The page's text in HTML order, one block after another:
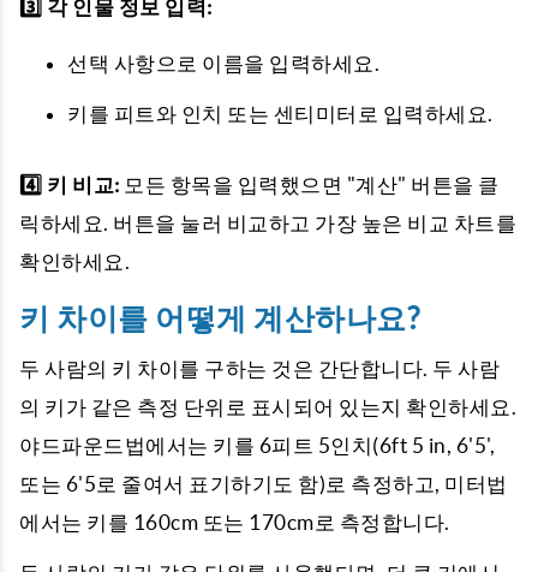
3️⃣ 각 인물 정보 입력:
선택 사항으로 이름을 입력하세요.
키를 피트와 인치 또는 센티미터로 입력하세요.
4️⃣ 키 비교: 모든 항목을 입력했으면 "계산" 버튼을 클
릭하세요. 버튼을 눌러 비교하고 가장 높은 비교 차트를
확인하세요.
키 차이를 어떻게 계산하나요?
두 사람의 키 차이를 구하는 것은 간단합니다. 두 사람
의 키가 같은 측정 단위로 표시되어 있는지 확인하세요.
야드파운드법에서는 키를 6피트 5인치(6ft 5 in, 6'5',
또는 6'5로 줄여서 표기하기도 함)로 측정하고, 미터법
에서는 키를 160cm 또는 170cm로 측정합니다.